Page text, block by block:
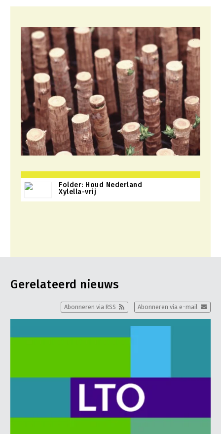
Folder: Houd Nederland
Xylella-vrij
Gerelateerd nieuws
Abonneren via e-mail
Abonneren via RSS